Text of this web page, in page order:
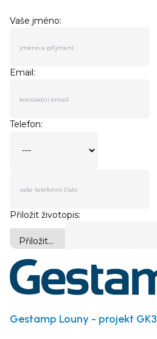
Gestamp Louny - projekt GK3